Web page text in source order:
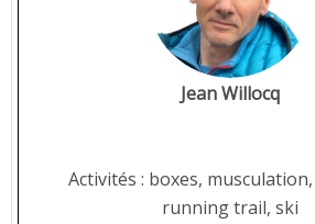
Jean Willocq
Activités : boxes, musculation,
running trail, ski